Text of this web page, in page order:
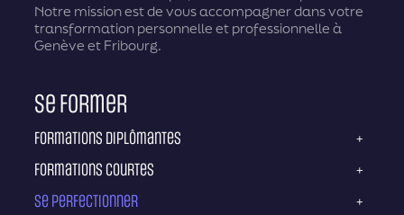
Notre mission est de vous accompagner dans votre
transformation personnelle et professionnelle à
Genève et Fribourg.
Se former
Formations diplômantes +
Formations courtes +
Se perfectionner +